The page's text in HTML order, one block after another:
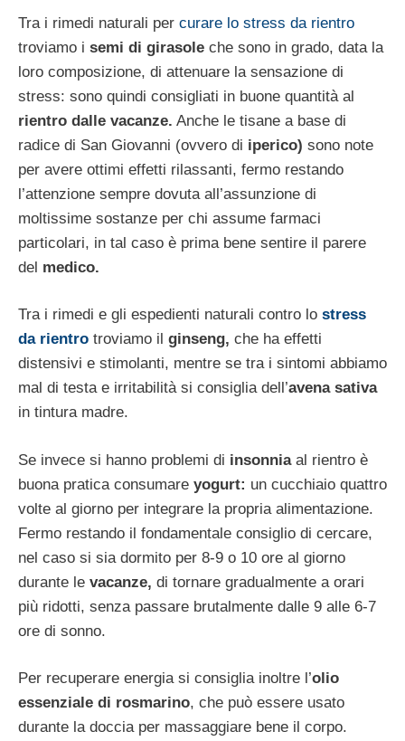
Tra i rimedi naturali per curare lo stress da rientro
troviamo i semi di girasole che sono in grado, data la
loro composizione, di attenuare la sensazione di
stress: sono quindi consigliati in buone quantità al
rientro dalle vacanze. Anche le tisane a base di
radice di San Giovanni (ovvero di iperico) sono note
per avere ottimi effetti rilassanti, fermo restando
l’attenzione sempre dovuta all’assunzione di
moltissime sostanze per chi assume farmaci
particolari, in tal caso è prima bene sentire il parere
del medico.
Tra i rimedi e gli espedienti naturali contro lo stress
da rientro troviamo il ginseng, che ha effetti
distensivi e stimolanti, mentre se tra i sintomi abbiamo
mal di testa e irritabilità si consiglia dell’avena sativa
in tintura madre.
Se invece si hanno problemi di insonniaal rientro è
buona pratica consumare yogurt: un cucchiaio quattro
volte al giorno per integrare la propria alimentazione.
Fermo restando il fondamentale consiglio di cercare,
nel caso si sia dormito per 8-9 o 10 ore al giorno
durante le vacanze, di tornare gradualmente a orari
più ridotti, senza passare brutalmente dalle 9 alle 6-7
ore di sonno.
Per recuperare energia si consiglia inoltre l’olio
essenziale di rosmarino, che può essere usato
durante la doccia per massaggiare bene il corpo.